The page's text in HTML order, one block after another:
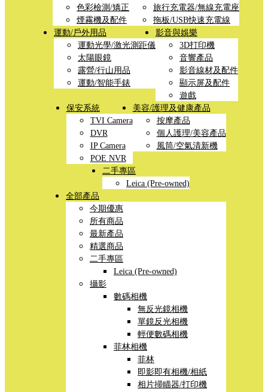
色彩檢測/矯正
煙霧機及配件
旅行充電器/無線充電座
拖板/USB快速充電線
運動/戶外用品
運動光學/激光測距儀
太陽眼鏡
露營/行山用品
運動/智能手錶
影音與娛樂
3D打印機
音響產品
影音線材及配件
顯示屏及配件
遊戲
保安系統
TVI Camera
DVR
IP Camera
POE NVR
美容/護理及健康產品
按摩產品
個人護理/美容產品
風筒/空氣清新機
二手專區
Leica (Pre-owned)
全部產品
今期優惠
所有商品
最新產品
精選商品
二手專區
Leica (Pre-owned)
攝影
數碼相機
無反光鏡相機
單鏡反光相機
輕便數碼相機
菲林相機
菲林
即影即有相機/相紙
相片掃瞄器/打印機